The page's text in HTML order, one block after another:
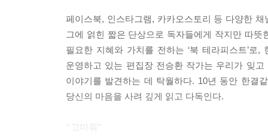
너 자신을 비춰 내면을 보란 말이야.
남들의 사랑을 받기 위해
세상이 원하는 사람이 되려고 하지 마.
그렇게 너 스스로를 보지 못하는데
남들에게 하는 위로에 진솔함이 있을 것 같니.
오히려 가면 속에 가려진 모습으로
페이스북, 인스타그램, 카카오스토리 등 다양한
그에 얽힌 짧은 단상으로 독자들에게 작지만 따
필요한 지혜와 가치를 전하는 ‘북 테라피스트’
운영하고 있는 편집장 전승환 작가는 우리가 잊
이야기를 발견하는 데 탁월하다. 10년 동안 한결
당신의 마음을 사려 깊게 읽고 다독인다.